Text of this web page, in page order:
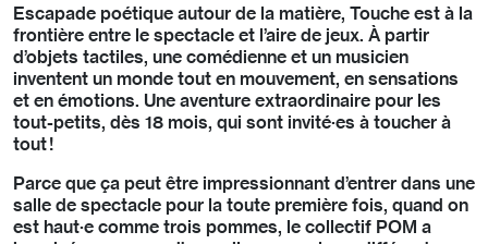
Escapade poétique autour de la matière, Touche est à la
frontière entre le spectacle et l’aire de jeux. À partir
d’objets tactiles, une comédienne et un musicien
inventent un monde tout en mouvement, en sensations
et en émotions. Une aventure extraordinaire pour les
tout-petits, dès 18 mois, qui sont invité·es à toucher à
tout !
Parce que ça peut être impressionnant d’entrer dans une
salle de spectacle pour la toute première fois, quand on
est haut·e comme trois pommes, le collectif POM a